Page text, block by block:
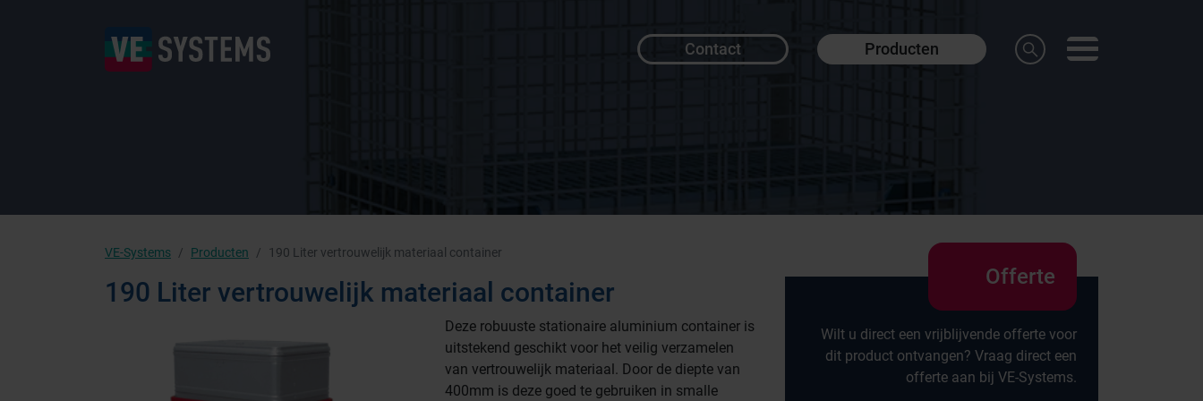
Contact Producten
VE-Systems Producten 190 Liter vertrouwelijk materiaal container
190 Liter vertrouwelijk materiaal container
Deze robuuste stationaire aluminium container is
uitstekend geschikt voor het veilig verzamelen
van vertrouwelijk materiaal. Door de diepte van
400mm is deze goed te gebruiken in smalle
Offerte
Wilt u direct een vrijblijvende offerte voor
dit product ontvangen? Vraag direct een
offerte aan bij VE-Systems.